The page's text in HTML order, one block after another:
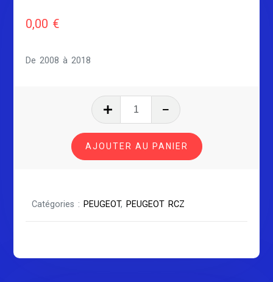
0,00 €
De 2008 à 2018
quantité
PEUGEOT
RCZ
AJOUTER AU PANIER
Catégories : PEUGEOT, PEUGEOT RCZ